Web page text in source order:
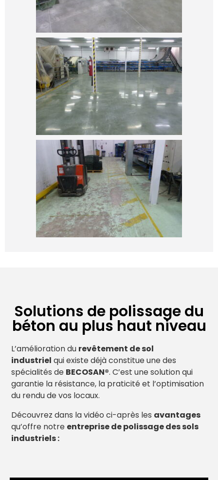
Solutions de polissage du
béton au plus haut niveau
L’amélioration du revêtement de sol
industriel qui existe déjà constitue une des
spécialités de BECOSAN®. C’est une solution qui
garantie la résistance, la praticité et l’optimisation
du rendu de vos locaux.
Découvrez dans la vidéo ci-après les avantages
qu’offre notre entreprise de polissage des sols
industriels :